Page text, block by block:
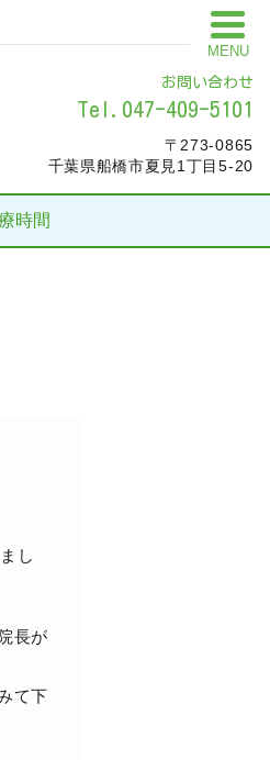
MENU
お問い合わせ
Tel.047-409-5101
〒273-0865
千葉県船橋市夏見1丁目5-20
時間
し
長が
て下